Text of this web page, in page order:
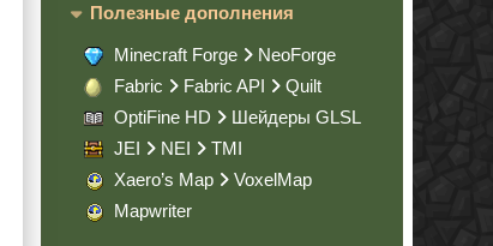
Полезные дополнения
Minecraft Forge
NeoForge
Fabric
Fabric API
Quilt
OptiFine HD
Шейдеры GLSL
JEI
NEI
TMI
Xaero’s Map
VoxelMap
Mapwriter